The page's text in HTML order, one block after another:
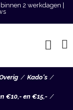
2 werkdagen |
Kado's
€10,- en €15,-